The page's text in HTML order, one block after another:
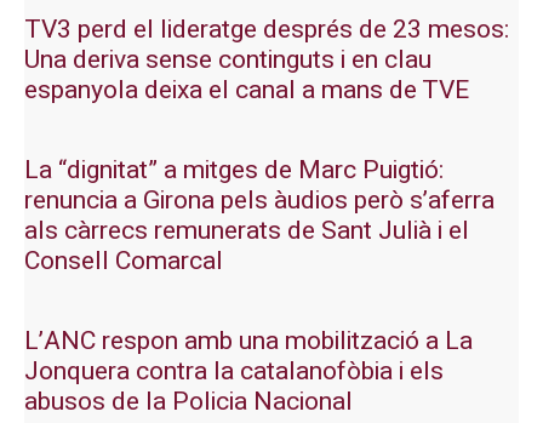
TV3 perd el lideratge després de 23 mesos:
Una deriva sense continguts i en clau
espanyola deixa el canal a mans de TVE
La “dignitat” a mitges de Marc Puigtió:
renuncia a Girona pels àudios però s’aferra
als càrrecs remunerats de Sant Julià i el
Consell Comarcal
L’ANC respon amb una mobilització a La
Jonquera contra la catalanofòbia i els
abusos de la Policia Nacional